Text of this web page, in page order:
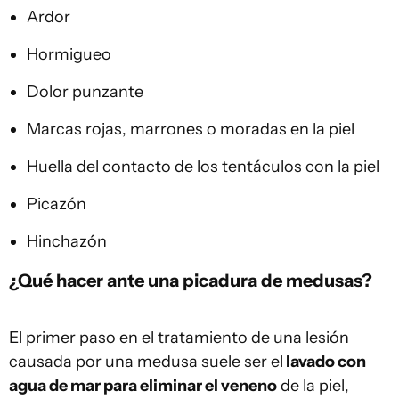
Ardor
Hormigueo
Dolor punzante
Marcas rojas, marrones o moradas en la piel
Huella del contacto de los tentáculos con la piel
Picazón
Hinchazón
¿Qué hacer ante una picadura de medusas?
El primer paso en el tratamiento de una lesión
causada por una medusa suele ser el lavado con
agua de mar para eliminar el venenode la piel,